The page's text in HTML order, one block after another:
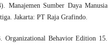
Manajemen Sumber Daya Manusia
Jakarta: PT Raja Grafindo.
Organizational Behavior Edition 15.